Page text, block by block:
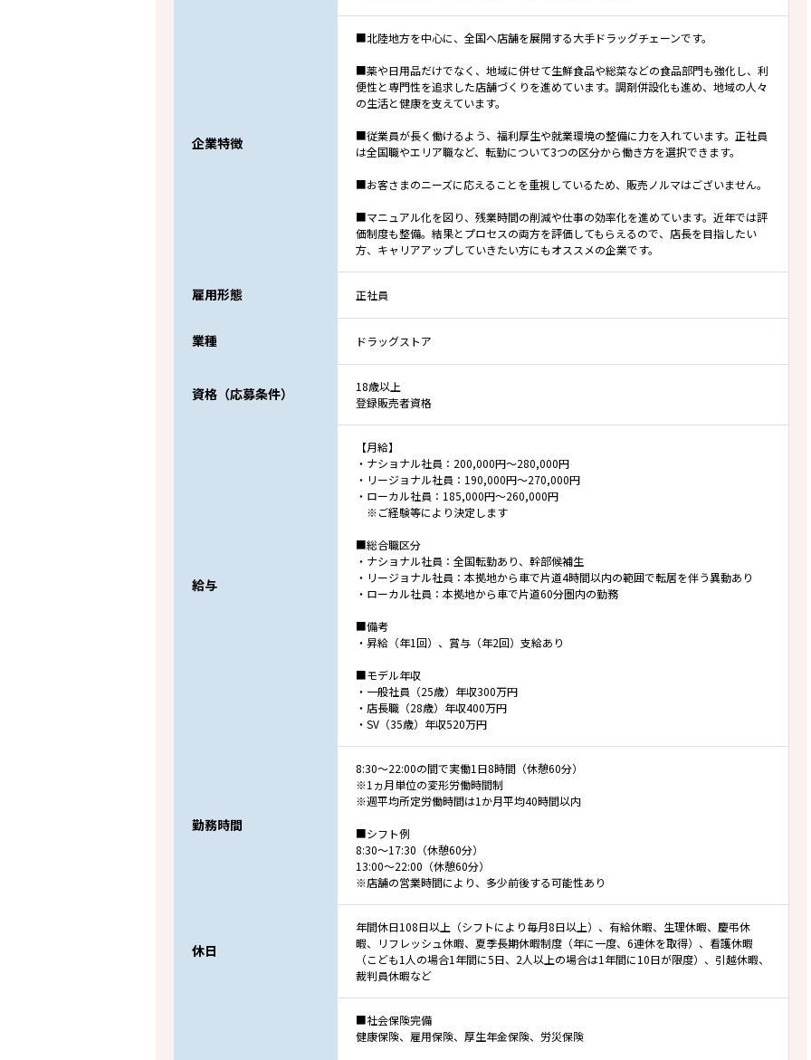
企業特徴
■北陸地方を中心に、全国へ店舗を展開する大手ドラッグチェーンです。
■薬や日用品だけでなく、地域に併せて生鮮食品や総菜などの食品部門も強化し、利
便性と専門性を追求した店舗づくりを進めています。調剤併設化も進め、地域の人々
の生活と健康を支えています。
■従業員が長く働けるよう、福利厚生や就業環境の整備に力を入れています。正社員
は全国職やエリア職など、転勤について3つの区分から働き方を選択できます。
■お客さまのニーズに応えることを重視しているため、販売ノルマはございません。
■マニュアル化を図り、残業時間の削減や仕事の効率化を進めています。近年では評
価制度も整備。結果とプロセスの両方を評価してもらえるので、店長を目指したい
方、キャリアアップしていきたい方にもオススメの企業です。
雇用形態 正社員
業種 ドラッグストア
資格（応募条件）
18歳以上
登録販売者資格
給与
【月給】
・ナショナル社員：200,000円～280,000円
・リージョナル社員：190,000円～270,000円
・ローカル社員：185,000円～260,000円
※ご経験等により決定します
■総合職区分
・ナショナル社員：全国転勤あり、幹部候補生
・リージョナル社員：本拠地から車で片道4時間以内の範囲で転居を伴う異動あり
・ローカル社員：本拠地から車で片道60分圏内の勤務
■備考
・昇給（年1回）、賞与（年2回）支給あり
■モデル年収
・一般社員（25歳）年収300万円
・店長職（28歳）年収400万円
・SV（35歳）年収520万円
勤務時間
8:30～22:00の間で実働1日8時間（休憩60分）
※1ヵ月単位の変形労働時間制
※週平均所定労働時間は1か月平均40時間以内
■シフト例
8:30～17:30（休憩60分）
13:00～22:00（休憩60分）
※店舗の営業時間により、多少前後する可能性あり
休日
年間休日108日以上（シフトにより毎月8日以上）、有給休暇、生理休暇、慶弔休
暇、リフレッシュ休暇、夏季長期休暇制度（年に一度、6連休を取得）、看護休暇
（こども1人の場合1年間に5日、2人以上の場合は1年間に10日が限度）、引越休暇、
裁判員休暇など
■社会保険完備
健康保険、雇用保険、厚生年金保険、労災保険